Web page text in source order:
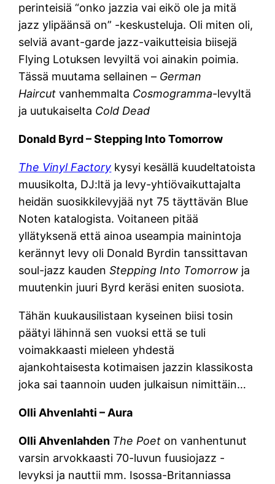
perinteisiä “onko jazzia vai eikö ole ja mitä
jazz ylipäänsä on” -keskusteluja. Oli miten oli,
selviä avant-garde jazz-vaikutteisia biisejä
Flying Lotuksen levyiltä voi ainakin poimia.
Tässä muutama sellainen – German
Haircutvanhemmalta Cosmogramma-levyltä
ja uutukaiselta Cold Dead
Donald Byrd – Stepping Into Tomorrow
The Vinyl Factory kysyi kesällä kuudeltatoista
muusikolta, DJ:ltä ja levy-yhtiövaikuttajalta
heidän suosikkilevyjää nyt 75 täyttävän Blue
Noten katalogista. Voitaneen pitää
yllätyksenä että ainoa useampia mainintoja
kerännyt levy oli Donald Byrdin tanssittavan
soul-jazz kaudenStepping Into Tomorrow ja
muutenkin juuri Byrd keräsi eniten suosiota.
Tähän kuukausilistaan kyseinen biisi tosin
päätyi lähinnä sen vuoksi että se tuli
voimakkaasti mieleen yhdestä
ajankohtaisesta kotimaisen jazzin klassikosta
joka sai taannoin uuden julkaisun nimittäin…
Olli Ahvenlahti – Aura
Olli Ahvenlahden The Poet on vanhentunut
varsin arvokkaasti 70-luvun fuusiojazz -
levyksi ja nauttii mm. Isossa-Britanniassa